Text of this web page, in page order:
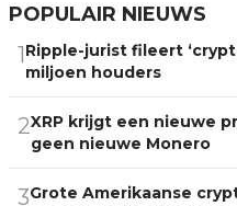
POPULAIR NIEUWS
1Ripple-jurist fileert
miljoen houders
2XRP krijgt een nieuwe
geen nieuwe Monero
3Grote Amerikaanse